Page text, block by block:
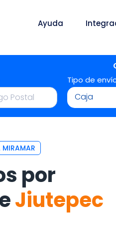
Ayuda
Tipo de
Caja
MIRAMAR
por
Jiutepec